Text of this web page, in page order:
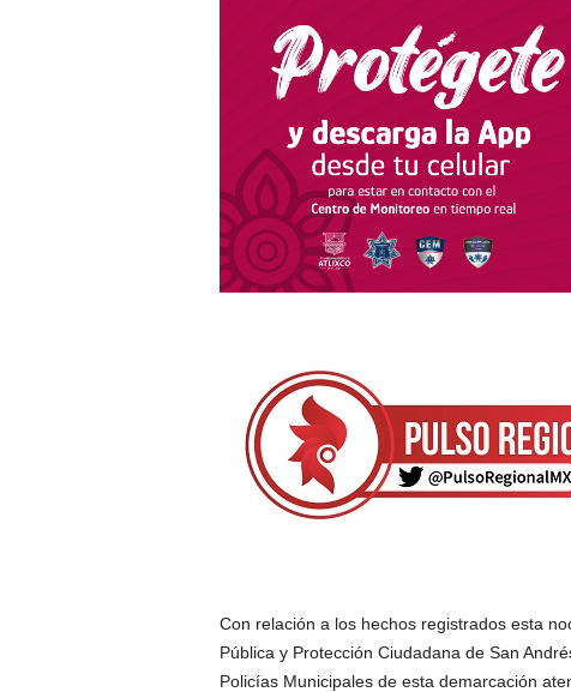
Con relación a los hechos registrados esta
Pública y Protección Ciudadana de San
Policías Municipales de esta demarcación